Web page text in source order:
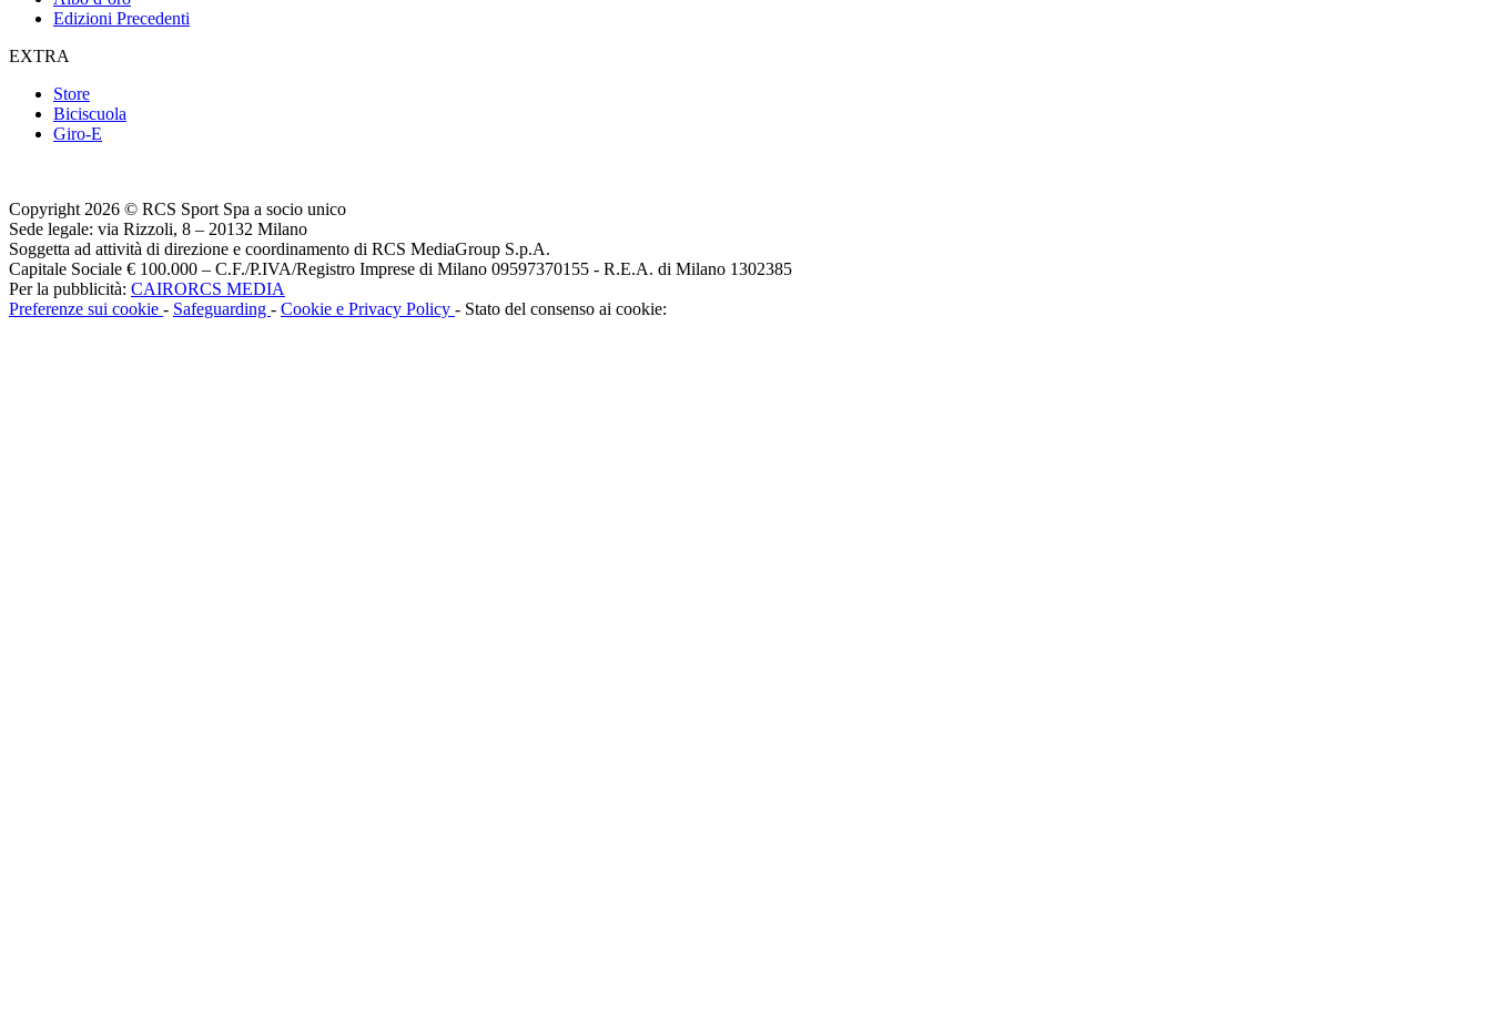
Edizioni Precedenti
EXTRA
Store
Biciscuola
Giro-E
Copyright 2026 © RCS Sport Spa a socio unico
Sede legale: via Rizzoli, 8 – 20132 Milano
Soggetta ad attività di direzione e coordinamento di RCS MediaGroup S.p.A.
Capitale Sociale € 100.000 – C.F./P.IVA/Registro Imprese di Milano 09597370155 - R.E.A. di Milano 1302385
Per la pubblicità: CAIRORCS MEDIA
Preferenze sui cookie - Safeguarding - Cookie e Privacy Policy - Stato del consenso ai cookie: